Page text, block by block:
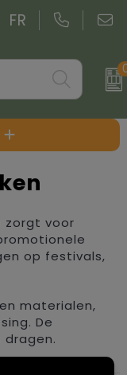
FR
zorgt voor
op festivals,
materialen,
De